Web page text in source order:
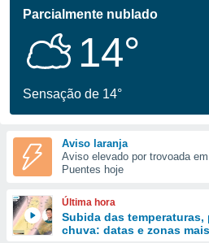
foi
fornecidas
a este
das
e
forma
digital
Parcialmente nublado
14°
Sensação de 14°
Aviso laranja
Aviso elevado por trovoada
Puentes hoje
Última hora
Subida das temperaturas,
chuva: datas e zonas